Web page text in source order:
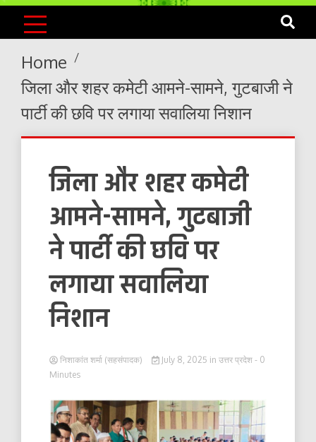
Home
जिला और शहर कमेटी आमने-सामने, गुटबाजी ने
पार्टी की छवि पर लगाया सवालिया निशान
जिला और शहर कमेटी
आमने-सामने, गुटबाजी
ने पार्टी की छवि पर
लगाया सवालिया
निशान
निशाकांत शर्मा (सहसंपादक) July 8, 2025 in उत्तर प्रदेश - 0
Minutes